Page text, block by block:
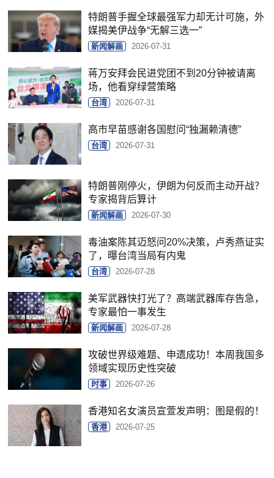
特朗普手握全球最强军力却无计可施，外
媒揭美伊战争“无解三选一”
新闻解画 2026-07-31
蒋万安拜会民进党团不到20分钟被请离
场，他看穿绿营策略
台湾 2026-07-31
高市早苗感谢各国慰问“独漏赖清德”
台湾 2026-07-31
特朗普刚停火，伊朗为何反而主动开战？
专家揭背后算计
新闻解画 2026-07-30
毒油案陈其迈怒问20%决策，卢秀燕证实
了，曝台湾当局有内鬼
台湾 2026-07-28
美军武器快打光了？高端武器库存告急，
专家最怕一事发生
新闻解画 2026-07-28
攻破世界级难题、申遗成功！本周我国多
领域实现历史性突破
时事 2026-07-26
香港知名女演员宣萱发声明：图是假的！
香港 2026-07-25